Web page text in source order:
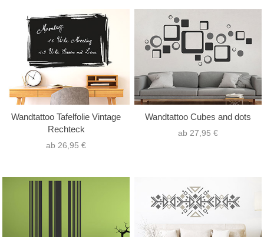
Wandtattoo Tafelfolie Vintage
Rechteck
ab 26,95 €
Wandtattoo Cubes and dots
ab 27,95 €